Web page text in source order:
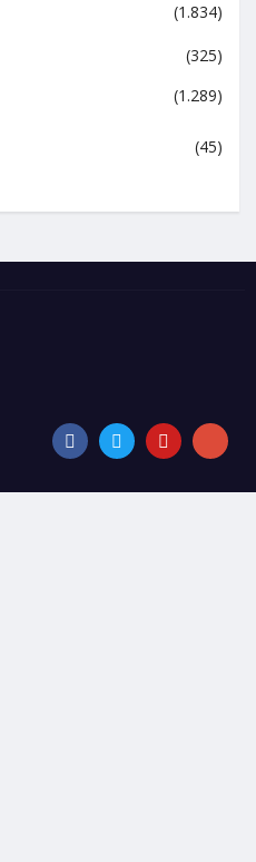
(1.834)
(325)
(1.289)
(45)